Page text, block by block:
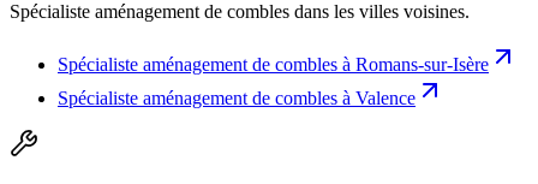
Spécialiste aménagement de combles dans les villes voisines.
Spécialiste aménagement de combles à Romans-sur-Isère
Spécialiste aménagement de combles à Valence